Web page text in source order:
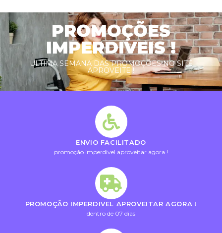
PROMOÇÕES
IMPERDIVEIS !
ULTIMA SEMANA DAS PROMOÇÕES NO SITE
APROVEITE !
ENVIO FACILITADO
promoção imperdivel aproveitar agora !
PROMOÇÃO IMPERDIVEL APROVEITAR AGORA !
dentro de 07 dias